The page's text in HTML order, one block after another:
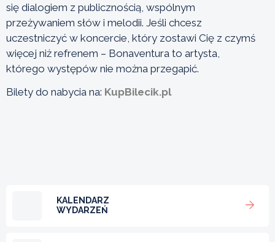
się dialogiem z publicznością, wspólnym
przeżywaniem słów i melodii. Jeśli chcesz
uczestniczyć w koncercie, który zostawi Cię z czymś
więcej niż refrenem – Bonaventura to artysta,
którego występów nie można przegapić.
Bilety do nabycia na: KupBilecik.pl
KALENDARZ
WYDARZEŃ